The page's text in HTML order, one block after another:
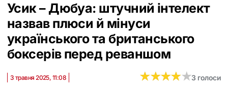
Усик – Дюбуа: штучний інтелект
назвав плюси й мінуси
українського та британського
боксерів перед реваншом
3 травня 2025, 11:08 ★★★★★
★★★★★3 голоси